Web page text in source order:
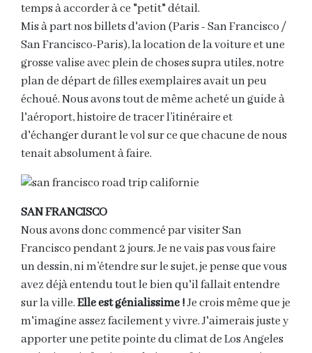
temps à accorder à ce "petit" détail.
Mis à part nos billets d'avion (Paris - San Francisco /
San Francisco-Paris), la location de la voiture et une
grosse valise avec plein de choses supra utiles, notre
plan de départ de filles exemplaires avait un peu
échoué. Nous avons tout de même acheté un guide à
l'aéroport, histoire de tracer l’itinéraire et
d'échanger durant le vol sur ce que chacune de nous
tenait absolument à faire.
SAN FRANCISCO
Nous avons donc commencé par visiter San
Francisco pendant 2 jours. Je ne vais pas vous faire
un dessin, ni m’étendre sur le sujet, je pense que vous
avez déjà entendu tout le bien qu'il fallait entendre
sur la ville.Elle est génialissime !Je crois même que je
m'imagine assez facilement y vivre. J'aimerais juste y
apporter une petite pointe du climat de Los Angeles